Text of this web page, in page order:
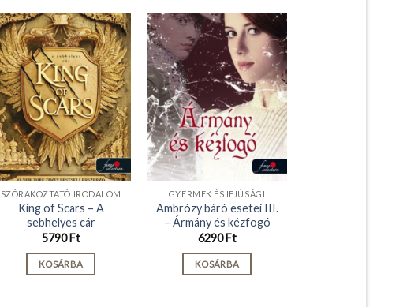
SZÓRAKOZTATÓ IRODALOM
King of Scars – A
sebhelyes cár
5790Ft
KOSÁRBA
GYERMEK ÉS IFJÚSÁGI
Ambrózy báró esetei III.
– Ármány és kézfogó
6290Ft
KOSÁRBA